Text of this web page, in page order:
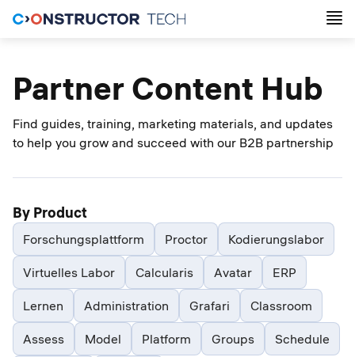
Partner Content Hub
Find guides, training, marketing materials, and updates
to help you grow and succeed with our B2B partnership
By Product
Forschungsplattform Proctor Kodierungslabor
Virtuelles Labor Calcularis Avatar ERP
Lernen Administration Grafari Classroom
Assess Model Platform Groups Schedule